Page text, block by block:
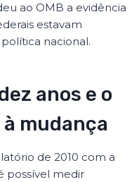
ao OMB a evidência
estavam
nacional.
anos e o
mudança
de 2010 com a
possível medir